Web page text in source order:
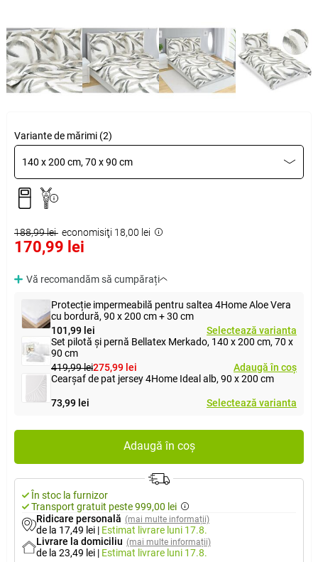
Variante de mărimi (2)
140 x 200 cm, 70 x 90 cm
188,99 lei economisiţi 18,00 lei
170,99 lei
Vă recomandăm să cumpărați
Protecție impermeabilă pentru saltea 4Home Aloe Vera
cu bordură, 90 x 200 cm + 30 cm
101,99 lei
Selectează varianta
Set pilotă și pernă Bellatex Merkado, 140 x 200 cm, 70 x
90 cm
419,99 lei275,99 lei
Adaugă în coș
Cearșaf de pat jersey 4Home Ideal alb, 90 x 200 cm
73,99 lei Selectează varianta
Adaugă în coș
În stoc la furnizor
Transport gratuit peste 999,00 lei
Ridicare personală (mai multe informații)
de la 17,49 lei | Estimat livrare luni 17.8.
Livrare la domiciliu (mai multe informații)
de la 23,49 lei | Estimat livrare luni 17.8.